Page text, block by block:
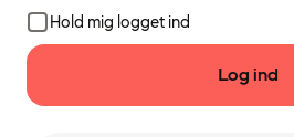
Hold mig logget ind
Log ind